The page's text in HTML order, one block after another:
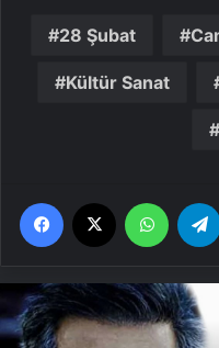
28 Şubat
Kültür Sanat
Facebook